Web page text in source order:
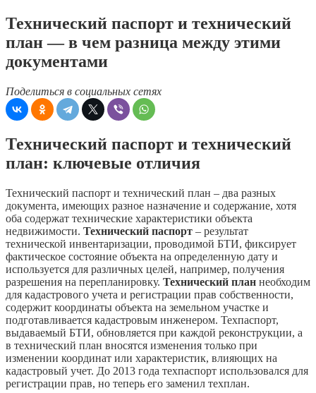
Технический паспорт и технический
план — в чем разница между этими
документами
Поделиться в социальных сетях
Технический паспорт и технический
план: ключевые отличия
Технический паспорт и технический план – два разных
документа, имеющих разное назначение и содержание, хотя
оба содержат технические характеристики объекта
недвижимости. Технический паспорт – результат
технической инвентаризации, проводимой БТИ, фиксирует
фактическое состояние объекта на определенную дату и
используется для различных целей, например, получения
разрешения на перепланировку. Технический план необходим
для кадастрового учета и регистрации прав собственности,
содержит координаты объекта на земельном участке и
подготавливается кадастровым инженером. Техпаспорт,
выдаваемый БТИ, обновляется при каждой реконструкции, а
в технический план вносятся изменения только при
изменении координат или характеристик, влияющих на
кадастровый учет. До 2013 года техпаспорт использовался для
регистрации прав, но теперь его заменил техплан.